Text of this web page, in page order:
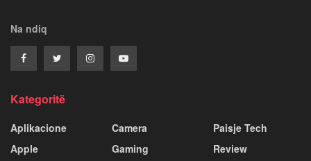
Na ndiq
Kategoritë
Aplikacione
Apple
Camera
Gaming
Paisje Tech
Review